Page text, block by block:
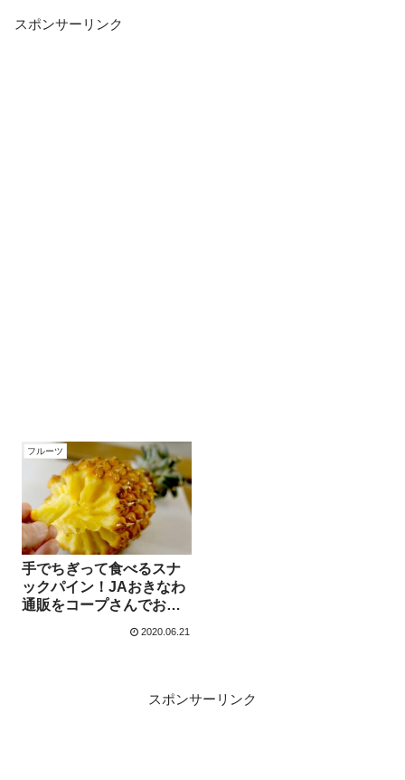
スポンサーリンク
フルーツ
手でちぎって食べるスナ
ックパイン！JAおきなわ
通販をコープさんでおと
2020.06.21
スポンサーリンク